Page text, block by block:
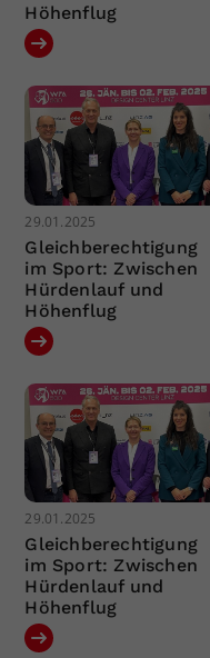
Höhenflug
29.01.2025
Gleichberechtigung
im Sport: Zwischen
Hürdenlauf und
Höhenflug
29.01.2025
Gleichberechtigung
im Sport: Zwischen
Hürdenlauf und
Höhenflug